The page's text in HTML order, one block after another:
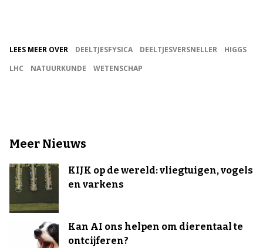
LEES MEER OVER DEELTJESFYSICA DEELTJESVERSNELLER
HIGGS
LHC
NATUURKUNDE WETENSCHAP
Meer Nieuws
KIJK op de wereld: vliegtuigen, vogels
en varkens
Kan AI ons helpen om dierentaal te
ontcijferen?